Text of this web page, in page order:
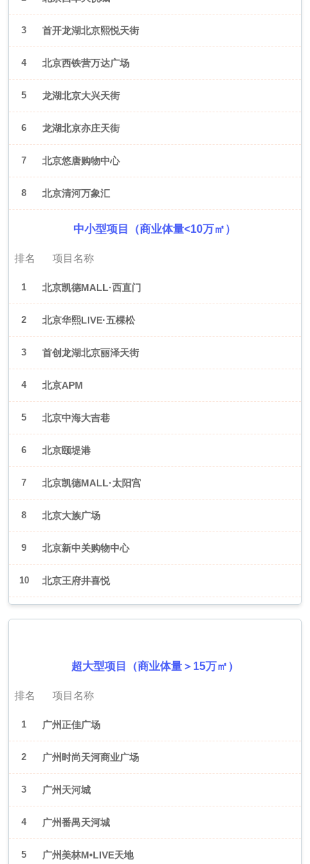
3 首开龙湖北京熙悦天街
4 北京西铁营万达广场
5 龙湖北京大兴天街
6 龙湖北京亦庄天街
7 北京悠唐购物中心
8 北京清河万象汇
中小型项目（商业体量<10万㎡）
排名 项目名称
1 北京凯德MALL·西直门
2 北京华熙LIVE·五棵松
3 首创龙湖北京丽泽天街
4 北京APM
5 北京中海大吉巷
6 北京颐堤港
7 北京凯德MALL·太阳宫
8 北京大族广场
9 北京新中关购物中心
10 北京王府井喜悦
超大型项目（商业体量＞15万㎡）
排名 项目名称
1 广州正佳广场
2 广州时尚天河商业广场
3 广州天河城
4 广州番禺天河城
5 广州美林M•LIVE天地